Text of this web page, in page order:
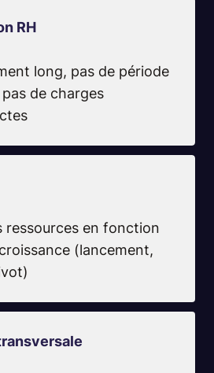
RH
long, pas de période
pas de charges
ressources en fonction
(lancement,